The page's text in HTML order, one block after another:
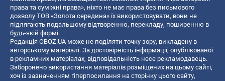
права та суміжні права», ніхто не має права без письмового
дозволу ТОВ «Золота середина» їх використовувати, вони не
підлягають подальшому відтворенню, перекладу, поширенню в
будь-якій формі.
Редакція OBOZ.UA може не поділяти точку зору, викладену в
авторському матеріалі. За достовірність інформації, опублікованої
в рекламних матеріалах, відповідальність несе рекламодавець.
Заборонено використання матеріалів розміщених на цьому сайті,
хоч із зазначенням гіперпосилання на сторінку цього сайту,